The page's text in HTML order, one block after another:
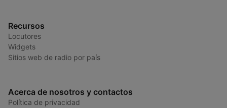
Recursos
Locutores
Widgets
Sitios web de radio por país
Acerca de nosotros y contactos
Política de privacidad